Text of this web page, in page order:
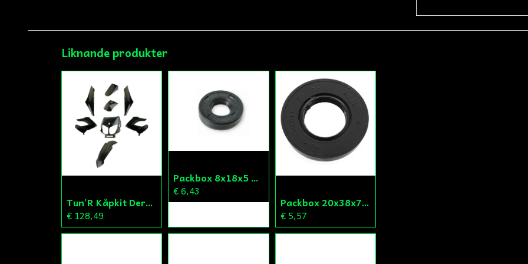
Liknande produkter
Tun'R Kåpkit Derbi Senda
€ 128,49
Packbox 8x18x5 Vattenpump Aprilia/Derbi/Gilera (original)
€ 6,43
Packbox 20x38x7 Vevparti Derbi (original)
€ 5,57